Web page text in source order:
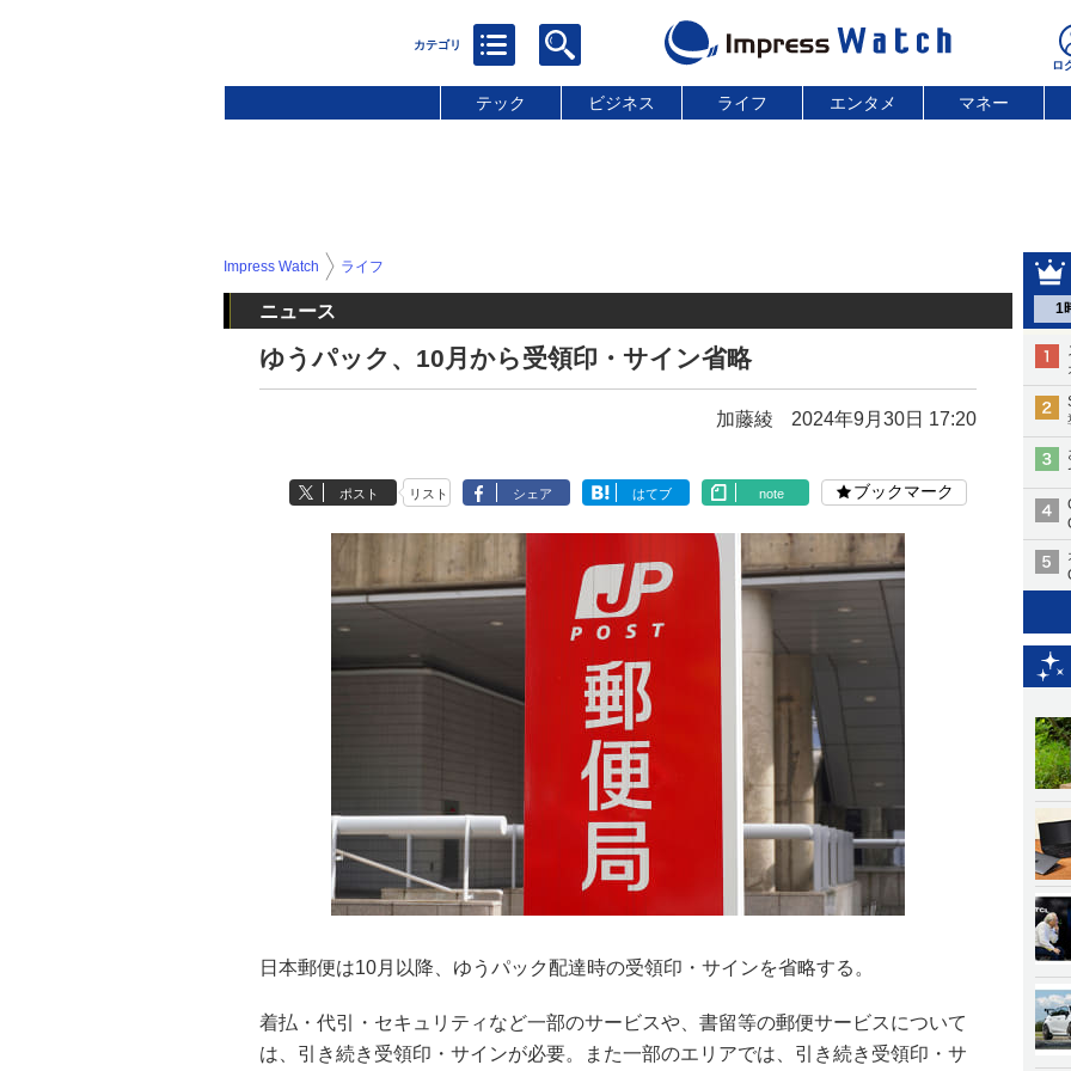
テック ビジネス ライフ エンタメ マネー
1
Impress Watch ライフ
ニュース
ゆうパック、10月から受領印・サイン省略
加藤綾 2024年9月30日 17:20
ポスト リスト シェア はてブ note ブックマーク
日本郵便は10月以降、ゆうパック配達時の受領印・サインを省略する。
着払・代引・セキュリティなど一部のサービスや、書留等の郵便サービスについて
は、引き続き受領印・サインが必要。また一部のエリアでは、引き続き受領印・サ